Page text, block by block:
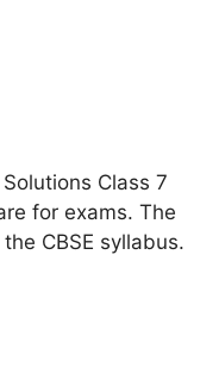
Class 7
for exams. The
CBSE syllabus.